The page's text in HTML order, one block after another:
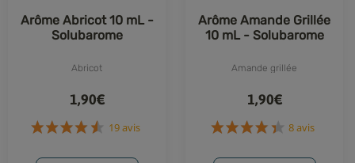
Arôme Abricot 10 mL -
Solubarome
Abricot
1,90€
Arôme Amande Grillée
10 mL - Solubarome
Amande grillée
1,90€